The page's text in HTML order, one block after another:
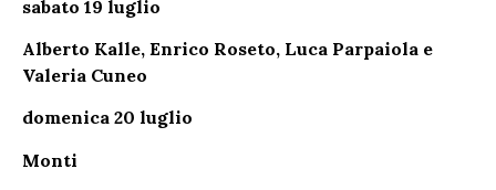
sabato 19 luglio
Alberto Kalle, Enrico Roseto, Luca Parpaiola e
Valeria Cuneo
domenica 20 luglio
Monti